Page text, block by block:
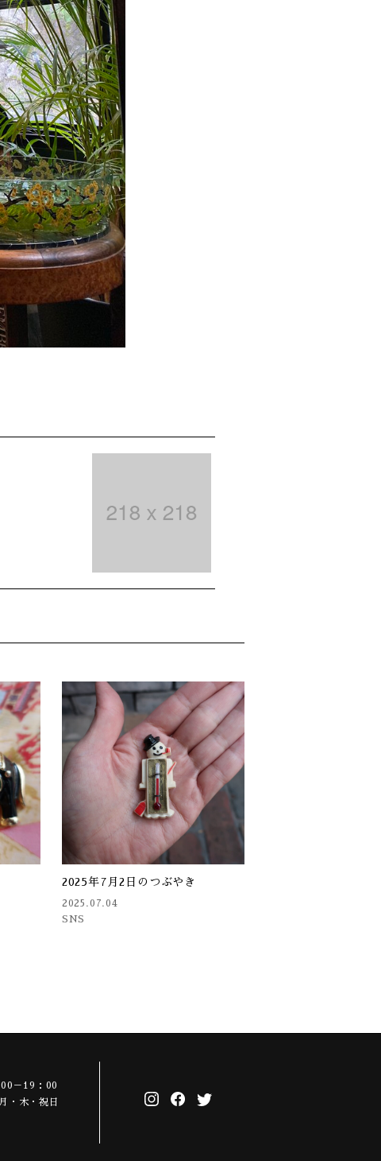
2025年7月2日のつぶやき
2025.07.04
SNS
－19：00
・木・祝日